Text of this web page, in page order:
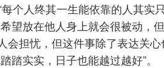
个人终其一生能依靠的人其实
望放在他人身上就会很被动，
会担忧，但这件事除了表达关
踏实实，日子也能越过越好”。